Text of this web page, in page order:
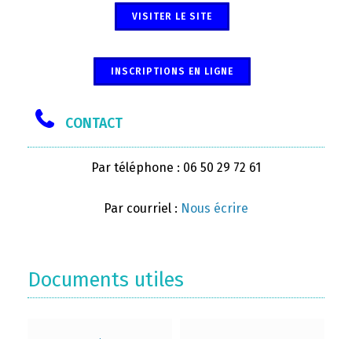
VISITER LE SITE
INSCRIPTIONS EN LIGNE
CONTACT
Par téléphone : 06 50 29 72 61
Par courriel : Nous écrire
Documents utiles